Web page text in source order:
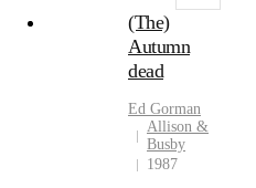
(The)
Autumn
dead
Ed Gorman
Allison &
Busby
1987